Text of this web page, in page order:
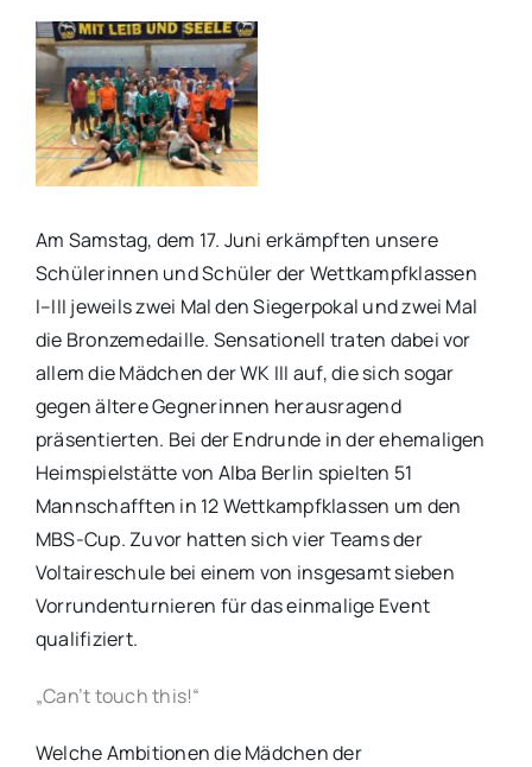
Am Samstag, dem 17. Juni erkämpften unsere
Schülerinnen und Schüler der Wettkampfklassen
I–III jeweils zwei Mal den Siegerpokal und zwei Mal
die Bronzemedaille. Sensationell traten dabei vor
allem die Mädchen der WK III auf, die sich sogar
gegen ältere Gegnerinnen herausragend
präsentierten. Bei der Endrunde in der ehemaligen
Heimspielstätte von Alba Berlin spielten 51
Mannschafften in 12 Wettkampfklassen um den
MBS-Cup. Zuvor hatten sich vier Teams der
Voltaireschule bei einem von insgesamt sieben
Vorrundenturnieren für das einmalige Event
qualifiziert.
„Can’t touch this!“
Welche Ambitionen die Mädchen der